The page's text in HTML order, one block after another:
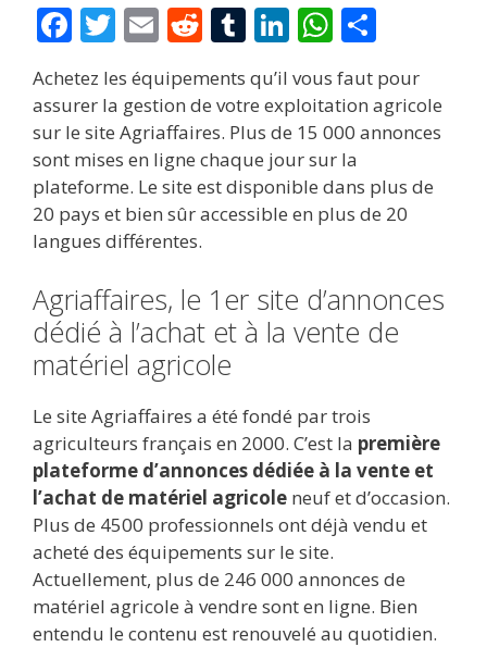
F
ac
e
b
o
o
k
T
w
itt
er
E
m
ai
l
R
d
di
t
T
m
bl
r
Li
k
e
dI
n
W
h
at
s
A
p
p
ta
g
Achetez les équipements qu’il vous faut pour
assurer la gestion de votre exploitation agricole
sur le site Agriaffaires. Plus de 15 000 annonces
sont mises en ligne chaque jour sur la
plateforme. Le site est disponible dans plus de
20 pays et bien sûr accessible en plus de 20
langues différentes.
Agriaffaires, le 1er site d’annonces
dédié à l’achat et à la vente de
matériel agricole
Le site Agriaffaires a été fondé par trois
agriculteurs français en 2000. C’est la première
plateforme d’annonces dédiée à la vente et
l’achat de matériel agricole neuf et d’occasion.
Plus de 4500 professionnels ont déjà vendu et
acheté des équipements sur le site.
Actuellement, plus de 246 000 annonces de
matériel agricole à vendre sont en ligne. Bien
entendu le contenu est renouvelé au quotidien.